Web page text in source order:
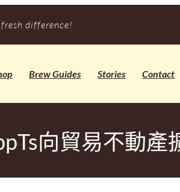
difference!
Brew Guides Stories Contact
向貿易不動產